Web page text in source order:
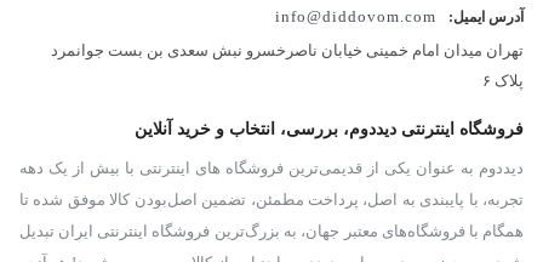
فوکوسی وارد صدای ضبط‌شده نمیشه. عکاس‌ها هم عاشق سرعت و
از اونجایی که این لنز برای حرفه‌ای‌ها ساخته شده، سونی حسابی روی
کیفیت ساختش کار کرده. بدنه مقاوم و طراحی ضد گردوغبار و رطوبت
باعث میشه خیالت راحت باشه که توی شرایط مختلف آب‌وهوایی
آدرس ایمیل:
info@diddovom.com
تهران میدان امام خمینی خیابان ناصرخسرو نبش سعدی بن بست جوانمرد
پلاک ۶
فروشگاه اینترنتی دیددوم، بررسی، انتخاب و خرید آنلاین
دیددوم به عنوان یکی از قدیمی‌ترین فروشگاه های اینترنتی با بیش از یک دهه
تجربه، با پایبندی به اصل، پرداخت مطمئن، تضمین اصل‌بودن کالا موفق شده تا
همگام با فروشگاه‌های معتبر جهان، به بزرگ‌ترین فروشگاه اینترنتی ایران تبدیل